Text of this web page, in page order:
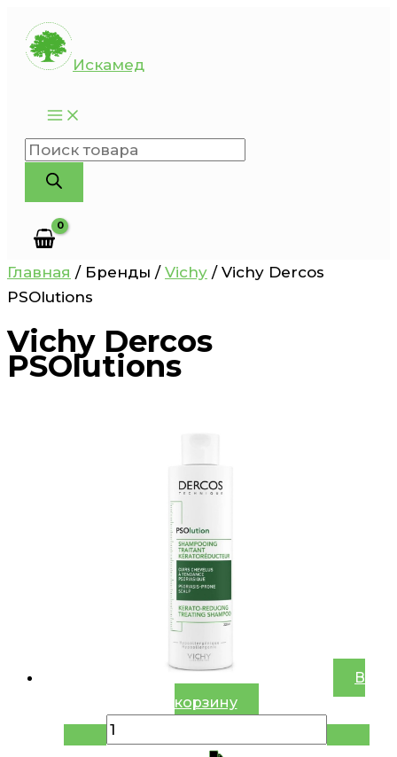
Перейти
содержимому
Искамед
Поиск
товаров
Главная / Бренды / Vichy / Vichy Dercos
PSOlutions
Vichy Dercos
PSOlutions
В
корзину